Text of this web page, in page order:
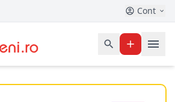
Cont